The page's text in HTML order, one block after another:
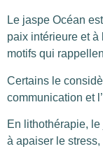
Le jaspe Océan
paix intérieure et
motifs qui
Certains le
communication et
En lithothérapie,
à apaiser le